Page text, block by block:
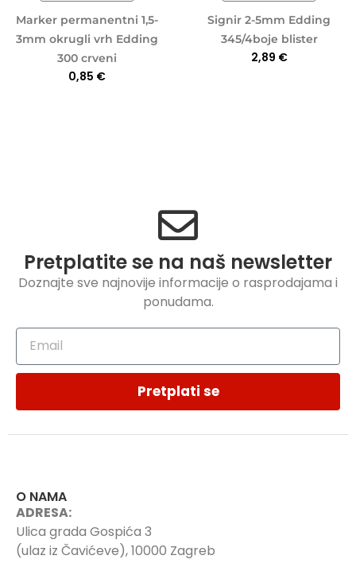
Marker permanentni 1,5-
3mm okrugli vrh Edding
300 crveni
0,85 €
Signir 2-5mm Edding
345/4boje blister
2,89 €
Pretplatite se na naš newsletter
Doznajte sve najnovije informacije o rasprodajama i
ponudama.
Pretplati se
O NAMA
ADRESA:
Ulica grada Gospića 3
(ulaz iz Čavićeve), 10000 Zagreb